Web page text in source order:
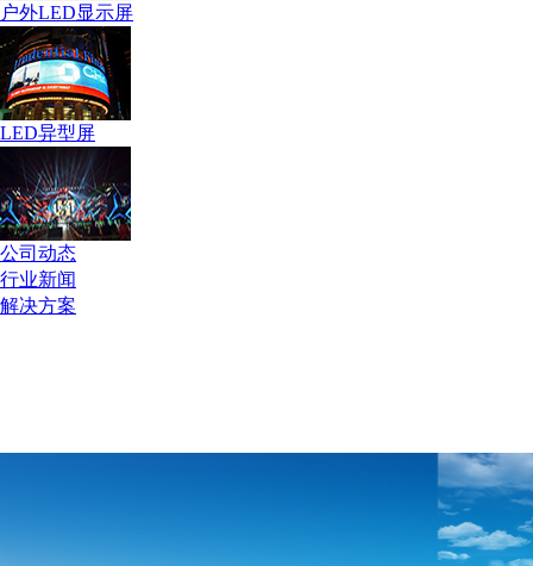
户外LED显示屏
LED异型屏
公司动态
行业新闻
解决方案